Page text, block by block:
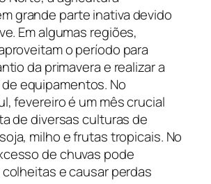
grande parte inativa devido
Em algumas regiões,
o período para
da primavera e realizar a
equipamentos. No
fevereiro é um mês crucial
de diversas culturas de
milho e frutas tropicais. No
de chuvas pode
e causar perdas